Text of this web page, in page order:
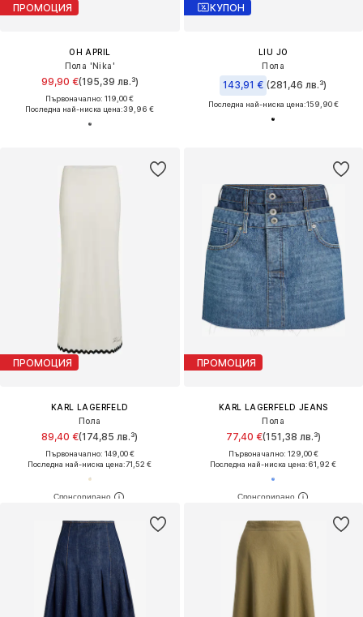
ПРОМОЦИЯ
OH APRIL
Пола 'Nika'
99,90 €(195,39 лв.³)
Първоначално: 119,00 €
Последна най-ниска цена:39,96 €
КУПОН
LIU JO
Пола
143,91 € (281,46 лв.³)
Последна най-ниска цена:159,90 €
ПРОМОЦИЯ
KARL LAGERFELD
Пола
89,40 €(174,85 лв.³)
Първоначално: 149,00 €
Последна най-ниска цена:71,52 €
ПРОМОЦИЯ
KARL LAGERFELD JEANS
Пола
77,40 €(151,38 лв.³)
Първоначално: 129,00 €
Последна най-ниска цена:61,92 €